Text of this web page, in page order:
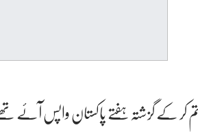
ختم کر کے گزشتہ ہفتے پاکستان واپس آئے